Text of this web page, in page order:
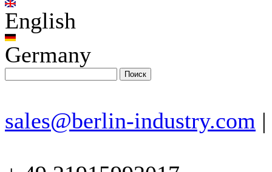
English
Germany
sales@berlin-industry.com |